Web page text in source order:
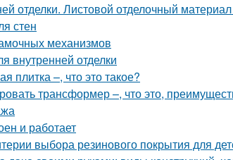
отделки. Листовой отделочный
стен
механизмов
внутренней отделки
плитка –, что это такое?
трансформер –, что это,
и работает
выбора резинового покрытия для